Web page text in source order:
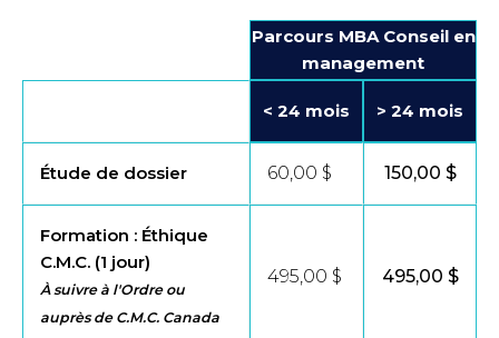
Parcours MBA Conseil en
management
< 24 mois > 24 mois
Étude de dossier 60,00 $ 150,00 $
Formation : Éthique
C.M.C. (1 jour)
À suivre à l'Ordre ou
auprès de C.M.C. Canada
495,00 $ 495,00 $